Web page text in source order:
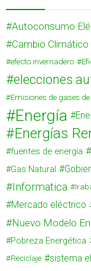
Autoconsumo
Cambio Climático
efecto invernadero
elecciones
Emisiones de gases
Energía
Energías
fuentes de energía
Gas Natural
Informatica
Mercado eléctrico
Nuevo Modelo
Pobreza Energética
Reciclaje
sistema